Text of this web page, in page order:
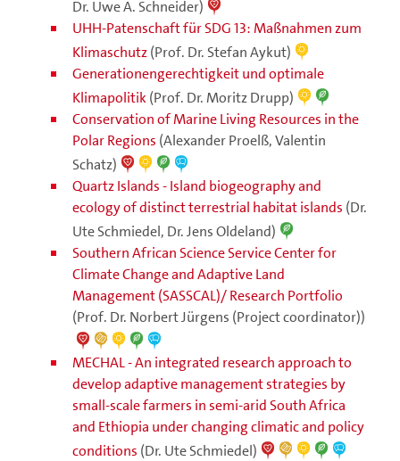
Dr. Uwe A. Schneider)
UHH-Patenschaft für SDG 13: Maßnahmen zum
Klimaschutz(Prof. Dr. Stefan Aykut)
Generationengerechtigkeit und optimale
Klimapolitik(Prof. Dr. Moritz Drupp)
Conservation of Marine Living Resources in the
Polar Regions (Alexander Proelß, Valentin
Schatz)
Quartz Islands - Island biogeography and
ecology of distinct terrestrial habitat islands (Dr.
Ute Schmiedel, Dr. Jens Oldeland)
Southern African Science Service Center for
Climate Change and Adaptive Land
Management (SASSCAL)/ Research Portfolio
(Prof. Dr. Norbert Jürgens (Project coordinator))
MECHAL - An integrated research approach to
develop adaptive management strategies by
small-scale farmers in semi-arid South Africa
and Ethiopia under changing climatic and policy
conditions (Dr. Ute Schmiedel)